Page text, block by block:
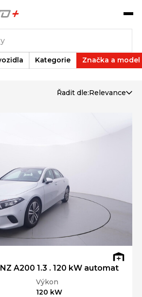
Kategorie Značka a model
Řadit dle:Relevance
A200 1.3 . 120 kW automat
Výkon
120 kW